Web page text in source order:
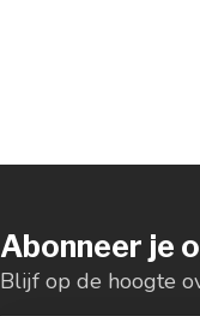
Abonneer je
Blijf op de hoogte